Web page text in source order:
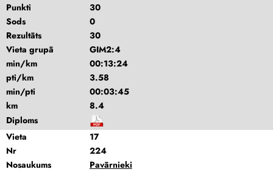
Punkti
30
Sods
0
Rezultāts
30
Vieta grupā
GIM2:4
min/km
00:13:24
pti/km
3.58
min/pti
00:03:45
km
8.4
Diploms
Vieta
17
Nr
224
Nosaukums
Pavārnieki